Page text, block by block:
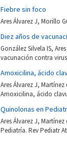
Fiebre sin foco
Ares Álvarez J, Morillo
Diez años de
González Silvela IS,
vacunación contra
Amoxicilina, ácido
Ares Álvarez J,
Amoxicilina, ácido
Quinolonas en
Ares Álvarez J,
Pediatría. Rev Pediatr